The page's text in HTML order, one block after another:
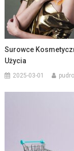
Surowce
Użycia
2025-03-01